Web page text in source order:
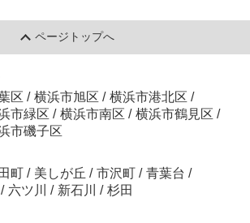
ページトップへ
区 / 横浜市旭区 / 横浜市港北区 /
市緑区 / 横浜市南区 / 横浜市鶴見区 /
市磯子区
町 / 美しが丘 / 市沢町 / 青葉台 /
/ 六ツ川 / 新石川 / 杉田